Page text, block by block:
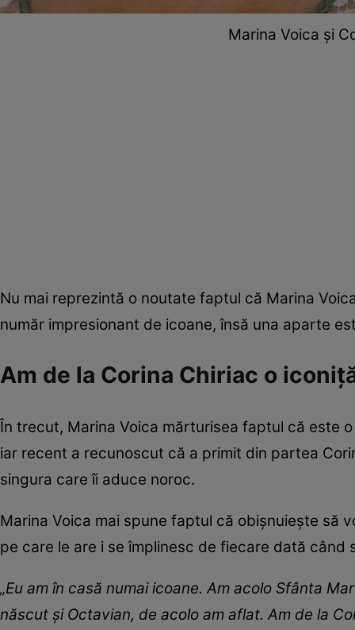
Marina Voica și
Nu mai reprezintă o noutate faptul că Marina
număr impresionant de icoane, însă una aparte
Am de la Corina Chiriac o
În trecut, Marina Voica mărturisea faptul că este
iar recent a recunoscut că a primit din partea
singura care îi aduce noroc.
Marina Voica mai spune faptul că obișnuiește să
pe care le are i se împlinesc de fiecare dată
„Eu am în casă numai icoane. Am acolo Sfânta
născut și Octavian, de acolo am aflat. Am de la